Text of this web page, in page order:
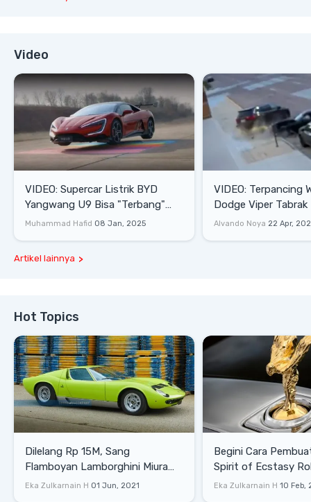
Video
VIDEO: Supercar Listrik BYD
Yangwang U9 Bisa "Terbang"
Lewati Rintangan
Muhammad Hafid 08 Jan, 2025
VIDEO: Terpancing
Dodge Viper Tabrak
Saat Burnout
Alvando Noya 22 Apr,
Artikel lainnya
Hot Topics
Dilelang Rp 15M, Sang
Flamboyan Lamborghini Miura
P400 S
Eka Zulkarnain H 01 Jun, 2021
Begini Cara
Spirit of Ecstasy
Eka Zulkarnain H 10 Feb,